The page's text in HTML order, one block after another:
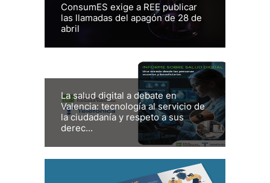
ConsumES exige a REE publicar
las llamadas del apagón de 28 de
abril
La salud digital a debate en
Valencia: tecnología al servicio de
la ciudadanía y respeto a sus
derec...